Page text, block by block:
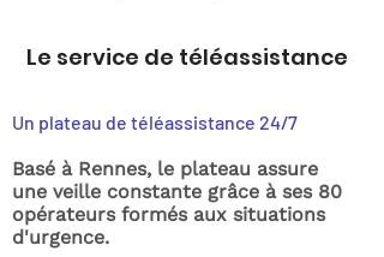
Le service de téléassistance
Un plateau de téléassistance 24/7
Basé à Rennes, le plateau assure
une veille constante grâce à ses 80
opérateurs formés aux situations
d'urgence.